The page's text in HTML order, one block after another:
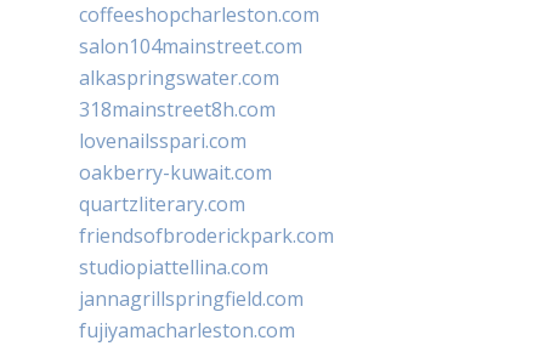
coffeeshopcharleston.com
salon104mainstreet.com
alkaspringswater.com
318mainstreet8h.com
lovenailsspari.com
oakberry-kuwait.com
quartzliterary.com
friendsofbroderickpark.com
studiopiattellina.com
jannagrillspringfield.com
fujiyamacharleston.com